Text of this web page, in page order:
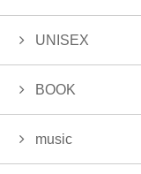
UNISEX
BOOK
music